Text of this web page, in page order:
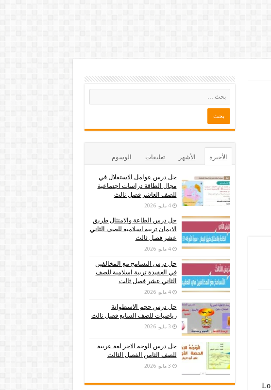
الأخيرة الأشهر تعليقات الوسوم
حل درس عوامل الاستقلال في
مجال الطاقة دراسات اجتماعية
للصف العاشر فصل ثالث
4 مايو، 2026
حل درس الطاعة والامتثال طريق
الايمان تربية اسلامية للصف الثاني
عشر فصل ثالث
4 مايو، 2026
حل درس التسامح مع المخالفين
في العقيدة تربية اسلامية للصف
الثاني عشر فصل ثالث
4 مايو، 2026
حل درس حجم الاسطوانة
رياضيات للصف السابع فصل ثالث
3 مايو، 2026
حل درس الوجه الاخر لغة عربية
للصف الثامن الفصل الثالث
3 مايو، 2026